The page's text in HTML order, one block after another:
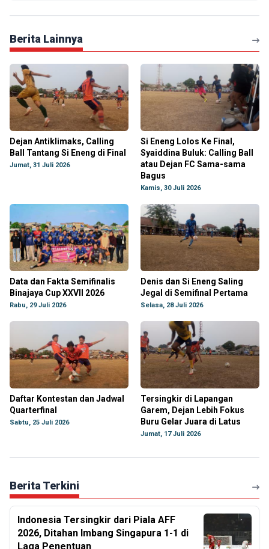
Berita Lainnya
Dejan Antiklimaks, Calling
Ball Tantang Si Eneng di Final
Jumat, 31 Juli 2026
Si Eneng Lolos Ke Final,
Syaiddina Buluk: Calling Ball
atau Dejan FC Sama-sama
Bagus
Kamis, 30 Juli 2026
Data dan Fakta Semifinalis
Binajaya Cup XXVII 2026
Rabu, 29 Juli 2026
Denis dan Si Eneng Saling
Jegal di Semifinal Pertama
Selasa, 28 Juli 2026
Daftar Kontestan dan Jadwal
Quarterfinal
Sabtu, 25 Juli 2026
Tersingkir di Lapangan
Garem, Dejan Lebih Fokus
Buru Gelar Juara di Latus
Jumat, 17 Juli 2026
Berita Terkini
Indonesia Tersingkir dari Piala AFF
2026, Ditahan Imbang Singapura 1-1 di
Laga Penentuan